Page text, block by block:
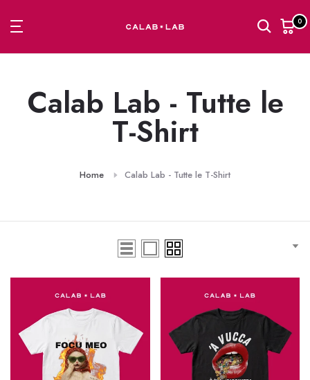
al
0
Calab Lab - Tutte le
T-Shirt
Home Calab Lab - Tutte le T-Shirt